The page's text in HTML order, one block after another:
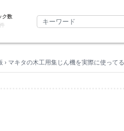
ク数
件
› マキタの木工用集じん機を実際に使って